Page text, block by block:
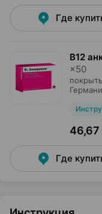
Где
В12
×50
Где